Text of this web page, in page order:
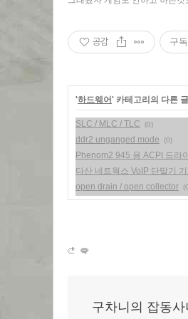
공감 구
'하드웨어' 카테고리의 다른 글
SLC / MLC / TLC (0)
ddr2 unganged mode (0)
Phenom2 945 용 ACPI 드라
다산 네트웍스 VoIP 단말기
open drain / open collector
구차니의 잡동